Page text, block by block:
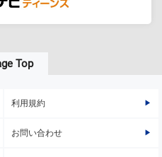
Top
利用規約
お問い合わせ